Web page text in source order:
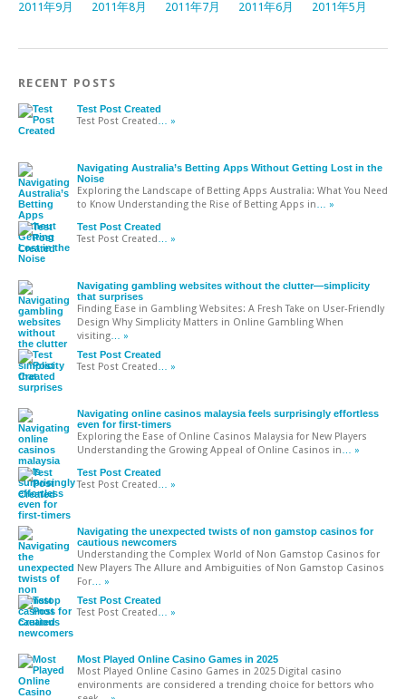
2011年9月
2011年8月 2011年7月 2011年6月 2011年5月
RECENT POSTS
Test Post Created
Test Post Created … »
Navigating Australia’s Betting Apps Without Getting Lost in the
Noise
Exploring the Landscape of Betting Apps Australia: What You Need
to Know Understanding the Rise of Betting Apps in … »
Test Post Created
Test Post Created … »
Navigating gambling websites without the clutter—simplicity
that surprises
Finding Ease in Gambling Websites: A Fresh Take on User-Friendly
Design Why Simplicity Matters in Online Gambling When
visiting … »
Test Post Created
Test Post Created … »
Navigating online casinos malaysia feels surprisingly effortless
even for first-timers
Exploring the Ease of Online Casinos Malaysia for New Players
Understanding the Growing Appeal of Online Casinos in … »
Test Post Created
Test Post Created … »
Navigating the unexpected twists of non gamstop casinos for
cautious newcomers
Understanding the Complex World of Non Gamstop Casinos for
New Players The Allure and Ambiguities of Non Gamstop Casinos
For … »
Test Post Created
Test Post Created … »
Most Played Online Casino Games in 2025
Most Played Online Casino Games in 2025 Digital casino
environments are considered a trending choice for bettors who